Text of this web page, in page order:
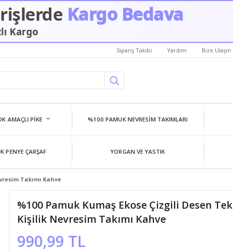
Kargo Bedava
Kargo
Sipariş Takibi Yardım Bize Ulaşın
AMAÇLI PIKE %100 PAMUK NEVRESIM TAKIMLARI
PENYE ÇARŞAF YORGAN VE YASTIK
Takımı Kahve
%100 Pamuk Kumaş Ekose Çizgili Desen Tek
Kişilik Nevresim Takımı Kahve
990,99 TL